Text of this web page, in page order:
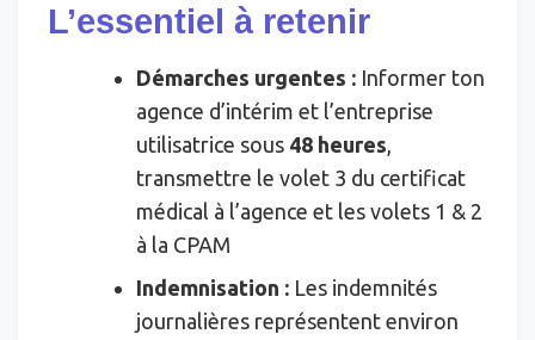
L’essentiel à retenir
Démarches urgentes : Informer ton
agence d’intérim et l’entreprise
utilisatrice sous 48 heures
transmettre le volet 3 du certificat
médical à l’agence et les volets 1 & 2
à la CPAM
Indemnisation : Les indemnités
journalières représentent environ